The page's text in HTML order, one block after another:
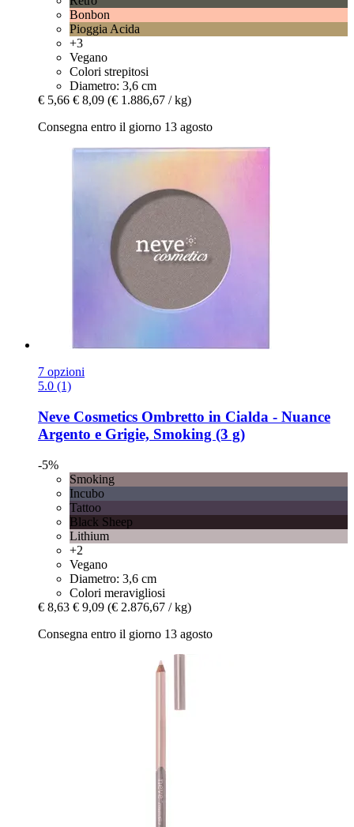
Bonbon
Pioggia Acida
+3
Vegano
Colori strepitosi
Diametro: 3,6 cm
€ 5,66 € 8,09 (€ 1.886,67 / kg)
Consegna entro il giorno 13 agosto
7 opzioni
5.0 (1)
Neve Cosmetics Ombretto in Cialda -​ Nuance
Argento e Grigie, Smoking (3 g)
-5%
Smoking
Incubo
Tattoo
Black Sheep
Lithium
+2
Vegano
Diametro: 3,6 cm
Colori meravigliosi
€ 8,63 € 9,09 (€ 2.876,67 / kg)
Consegna entro il giorno 13 agosto